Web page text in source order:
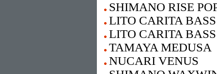
SHIMANO RISE
LITO CARITA
LITO CARITA
TAMAYA MEDUSA
NUCARI VENUS